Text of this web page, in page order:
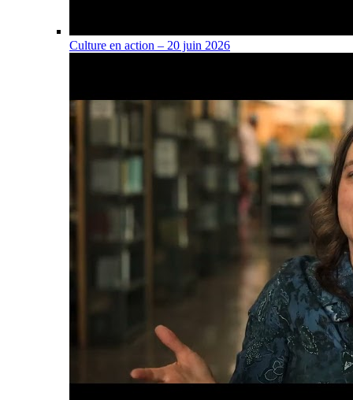
Culture en action – 20 juin 2026